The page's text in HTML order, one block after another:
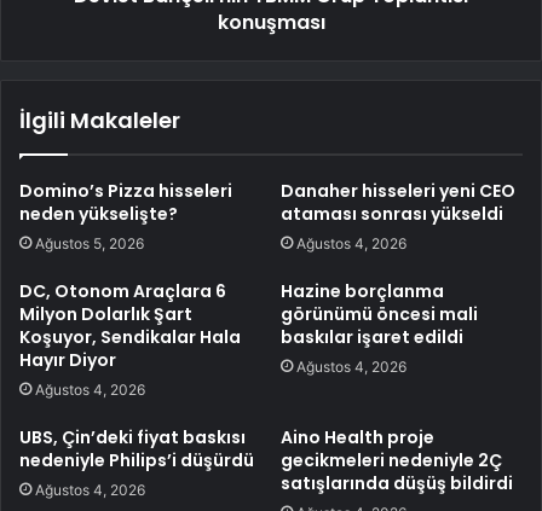
konuşması
İlgili Makaleler
Domino’s Pizza hisseleri
neden yükselişte?
Ağustos 5, 2026
Danaher hisseleri yeni CEO
ataması sonrası yükseldi
Ağustos 4, 2026
DC, Otonom Araçlara 6
Milyon Dolarlık Şart
Koşuyor, Sendikalar Hala
Hayır Diyor
Ağustos 4, 2026
Hazine borçlanma
görünümü öncesi mali
baskılar işaret edildi
Ağustos 4, 2026
UBS, Çin’deki fiyat baskısı
nedeniyle Philips’i düşürdü
Ağustos 4, 2026
Aino Health proje
gecikmeleri nedeniyle 2Ç
satışlarında düşüş bildirdi